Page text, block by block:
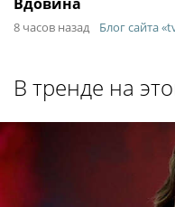
8 часов назад Блог сайта
В тренде на